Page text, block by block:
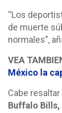
“Los
de muerte
normales”,
VEA
México la
Cabe resaltar
Buffalo Bills,